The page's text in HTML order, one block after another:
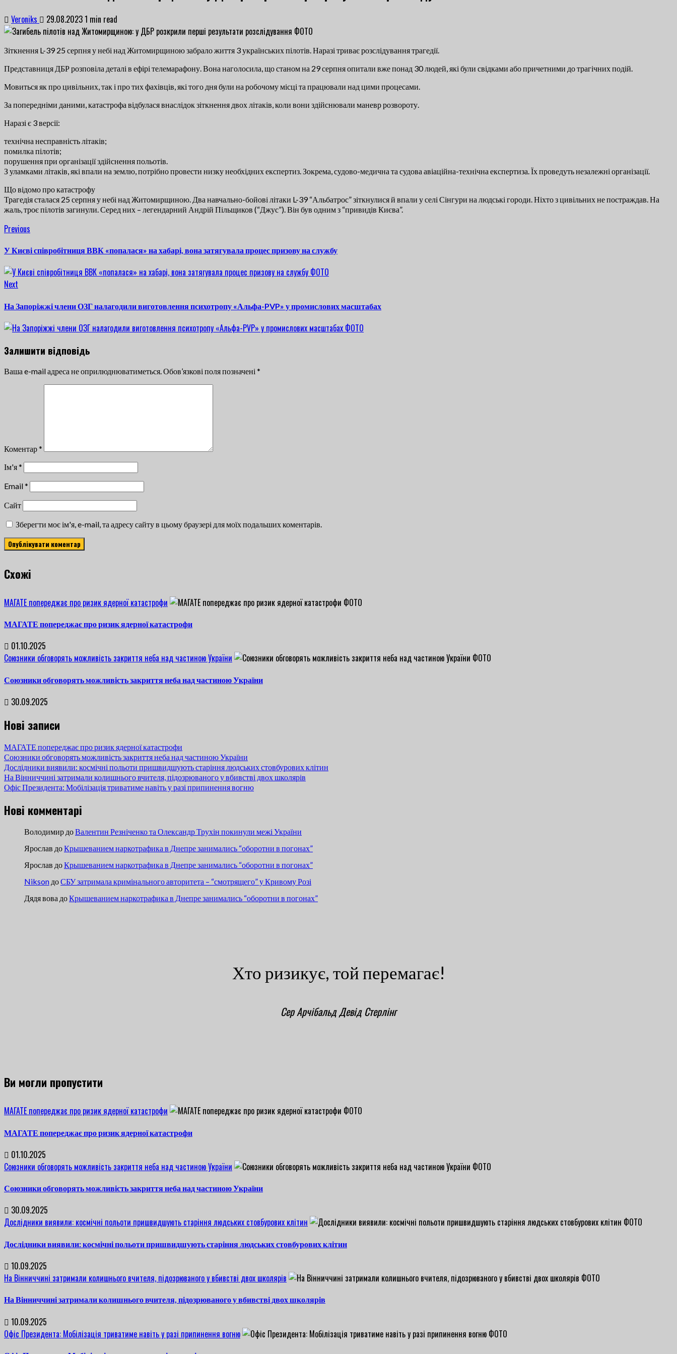
Veroniks 29.08.20231 min read
Зіткнення L-39 25 серпня у небі над Житомирщиною забрало життя 3 українських пілотів. Наразі триває розслідування трагедії.
Представниця ДБР розповіла деталі в ефірі телемарафону. Вона наголосила, що станом на 29 серпня опитали вже понад 30 людей, які були свідками або причетними до трагічних подій.
Мовиться як про цивільних, так і про тих фахівців, які того дня були на робочому місці та працювали над цими процесами.
За попередніми даними, катастрофа відбулася внаслідок зіткнення двох літаків, коли вони здійснювали маневр розвороту.
Наразі є 3 версії:
технічна несправність літаків;
помилка пілотів;
порушення при організації здійснення польотів.
З уламками літаків, які впали на землю, потрібно провести низку необхідних експертиз. Зокрема, судово-медична та судова авіаційна-технічна експертиза. Їх проведуть незалежні організації.
Що відомо про катастрофу
Трагедія сталася 25 серпня у небі над Житомирщиною. Два навчально-бойові літаки L-39 “Альбатрос” зіткнулися й впали у селі Сінгури на людські городи. Ніхто з цивільних не постраждав. На
жаль, троє пілотів загинули. Серед них – легендарний Андрій Пільщиков (“Джус”). Він був одним з “привидів Києва”.
Continue
Reading
Previous
У Києві співробітниця ВВК «попалася» на хабарі, вона затягувала процес призову на службу
Next
На Запоріжжі члени ОЗГ налагодили виготовлення психотропу «Альфа-PVP» у промислових масштабах
Залишити відповідь
Ваша e-mail адреса не оприлюднюватиметься.Обов’язкові поля позначені *
Коментар*
Ім'я*
Email*
Сайт
Зберегти моє ім'я, e-mail, та адресу сайту в цьому браузері для моїх подальших коментарів.
Cхожі
МАГАТЕ попереджає про ризик ядерної катастрофи
МАГАТЕ попереджає про ризик ядерної катастрофи
01.10.2025
Союзники обговорять можливість закриття неба над частиною України
Союзники обговорять можливість закриття неба над частиною України
30.09.2025
Нові записи
МАГАТЕ попереджає про ризик ядерної катастрофи
Союзники обговорять можливість закриття неба над частиною України
Дослідники виявили: космічні польоти пришвидшують старіння людських стовбурових клітин
На Вінниччині затримали колишнього вчителя, підозрюваного у вбивстві двох школярів
Офіс Президента: Мобілізація триватиме навіть у разі припинення вогню
Нові комментарі
Володимир доВалентин Резніченко та Олександр Трухін покинули межі України
Ярослав доКрышеванием наркотрафика в Днепре занимались “оборотни в погонах”
Ярослав доКрышеванием наркотрафика в Днепре занимались “оборотни в погонах”
Nikson доСБУ затримала кримінального авторитета – “смотрящего” у Кривому Розі
Дядя вова доКрышеванием наркотрафика в Днепре занимались “оборотни в погонах”
Хто ризикує, той перемагає!
Сер Арчібальд Девід Стерлінг
Ви могли пропустити
МАГАТЕ попереджає про ризик ядерної катастрофи
МАГАТЕ попереджає про ризик ядерної катастрофи
01.10.2025
Союзники обговорять можливість закриття неба над частиною України
Союзники обговорять можливість закриття неба над частиною України
30.09.2025
Дослідники виявили: космічні польоти пришвидшують старіння людських стовбурових клітин
Дослідники виявили: космічні польоти пришвидшують старіння людських стовбурових клітин
10.09.2025
На Вінниччині затримали колишнього вчителя, підозрюваного у вбивстві двох школярів
На Вінниччині затримали колишнього вчителя, підозрюваного у вбивстві двох школярів
10.09.2025
Офіс Президента: Мобілізація триватиме навіть у разі припинення вогню